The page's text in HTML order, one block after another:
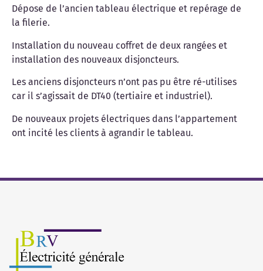
Dépose de l’ancien tableau électrique et repérage de
la filerie.
Installation du nouveau coffret de deux rangées et
installation des nouveaux disjoncteurs.
Les anciens disjoncteurs n’ont pas pu être ré-utilises
car il s’agissait de DT40 (tertiaire et industriel).
De nouveaux projets électriques dans l’appartement
ont incité les clients à agrandir le tableau.